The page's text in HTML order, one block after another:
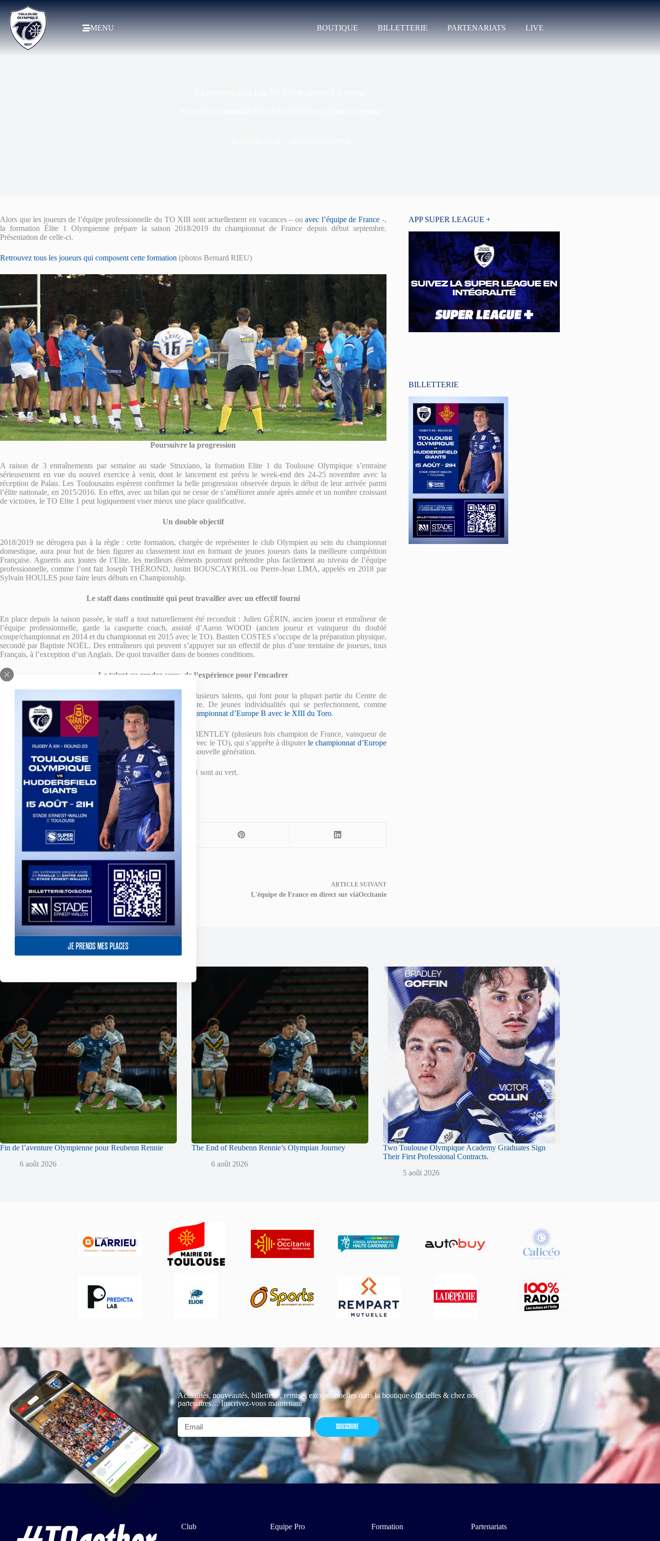
JE PRENDS MES PLACES
MENU BOUTIQUE BILLETTERIE PARTENARIATS LIVE
Alors que les joueurs de l’équipe professionnelle du TO XIII sont actuellement en vacances – ouavec l’équipe de France -,
la formation Élite 1 Olympienne prépare la saison 2018/2019 du championnat de France depuis début septembre.
Présentation de celle-ci.
Retrouvez tous les joueurs qui composent cette formation (photos Bernard RIEU)
Poursuivre la progression
A raison de 3 entraînements par semaine au stade Struxiano, la formation Elite 1 du Toulouse Olympique s’entraine
sérieusement en vue du nouvel exercice à venir, dont le lancement est prévu le week-end des 24-25 novembre avec la
réception de Palau. Les Toulousains espèrent confirmer la belle progression observée depuis le début de leur arrivée parmi
l’élite nationale, en 2015/2016. En effet, avec un bilan qui ne cesse de s’améliorer année après année et un nombre croissant
de victoires, le TO Elite 1 peut logiquement viser mieux une place qualificative.
Un double objectif
2018/2019 ne dérogera pas à la règle : cette formation, chargée de représenter le club Olympien au sein du championnat
domestique, aura pour but de bien figurer au classement tout en formant de jeunes joueurs dans la meilleure compétition
Française. Aguerris aux joutes de l’Elite, les meilleurs éléments pourront prétendre plus facilement au niveau de l’équipe
professionnelle, comme l’ont fait Joseph THÉROND, Justin BOUSCAYROL ou Pierre-Jean LIMA, appelés en 2018 par
Sylvain HOULES pour faire leurs débuts en Championship.
Le staff dans continuité qui peut travailler avec un effectif fourni
En place depuis la saison passée, le staff a tout naturellement été reconduit : Julien GÉRIN, ancien joueur et entraîneur de
l’équipe professionnelle, garde la casquette coach, assisté d’Aaron WOOD (ancien joueur et vainqueur du doublé
coupe/championnat en 2014 et du championnat en 2015 avec le TO). Bastien COSTES s’occupe de la préparation physique,
secondé par Baptiste NOËL. Des entraîneurs qui peuvent s’appuyer sur un effectif de plus d’une trentaine de joueurs, tous
Français, à l’exception d’un Anglais. De quoi travailler dans de bonnes conditions.
Le talent au rendez-vous, de l’expérience pour l’encadrer
Avec une moyenne d’âge de 22 ans, ce groupe dispose de plusieurs talents, qui font pour la plupart partie du Centre de
Formation Toulousain, ou qui viennent de quitter la structure. De jeunes individualités qui se perfectionnent, comme
l’international Espagnol, Romain PALLARES, qui a joué
le championnat d’Europe B avec le XIII du Toro.
Autre international de l’équipe, mais plus expérimenté, Kane BENTLEY (plusieurs fois champion de France, vainqueur de
la Coupe de France et League Leaders Shield de League One avec le TO), qui s’apprête à disputerle championnat d’Europe
, fait partie de ceux qui montreront la voie à la nouvelle génération.
Ainsi, pour cette nouvelle saison, tous les voyants du TO Elite 1 sont au vert.
Partagez votre amour
ARTICLEPRÉCÉDENT
Un international italien première recrue
du TO 2019
ARTICLESUIVANT
L'équipe de France en direct sur viàOccitanie
APP SUPER LEAGUE +
BILLETTERIE
Publications similaires
Fin de l’aventure Olympienne pour Reubenn Rennie
6 août 2026
The End of Reubenn Rennie’s Olympian Journey
6 août 2026
Two Toulouse Olympique Academy Graduates Sign
Their First Professional Contracts.
5 août 2026
Actualités, nouveautés, billetterie, remises exceptionnelles dans la boutique officielles & chez nos
partenaires… Inscrivez-vous maintenant
SOUSCRIRE
Club Equipe Pro Formation Partenariats